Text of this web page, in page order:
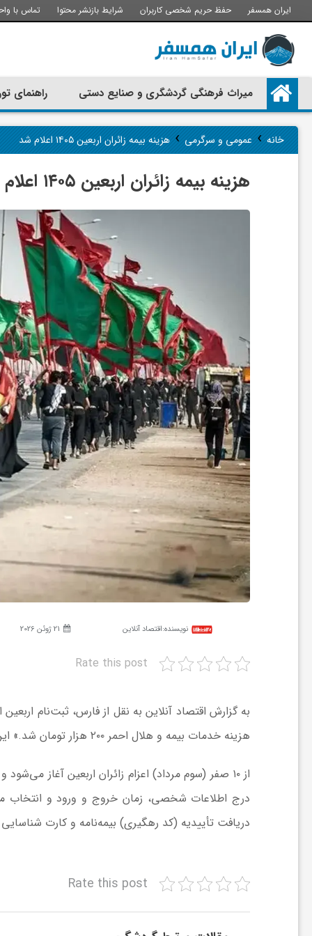
ایران همسفر حفظ حریم شخصی کاربران شرایط بازنشر محتوا تماس با
م
ی
میراث فرهنگی گردشگری و صنایع دستی راهنمای
خانه›عمومی و سرگرمی›هزینه بیمه زائران اربعین ۱۴۰۵ اعلام شد
هزینه بیمه زائران اربعین ۱۴۰۵ اعلام شد
نویسنده:اقتصاد آنلاین 21 ژوئن 2026
Rate this post
هزینه خدمات بیمه و هلال احمر ۲۰۰ هزار تومان شد.» این در حالی است که سال گذشته هزینه این خدمات ۱۴۰ هزار تومان بود.
از ۱۰ صفر (سوم مرداد) اعزام زائران اربعین آغاز
درج اطلاعات شخصی، زمان خروج و ورود و انتخاب
دریافت تأییدیه (کد رهگیری) بیمه‌نامه و کارت
Rate this post